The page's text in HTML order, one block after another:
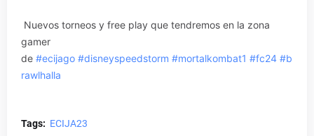
Nuevos torneos y free play que tendremos en la zona
gamer
de #ecijago #disneyspeedstorm #mortalkombat1 #fc24 #b
rawlhalla
Tags: ECIJA23